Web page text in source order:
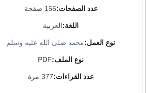
عدد الصفحات:156 صفحة
اللغة:العربية
نوع العمل:محمد صلى الله عليه وسلم
نوع الملف:PDF
عدد القراءات:377 مرة